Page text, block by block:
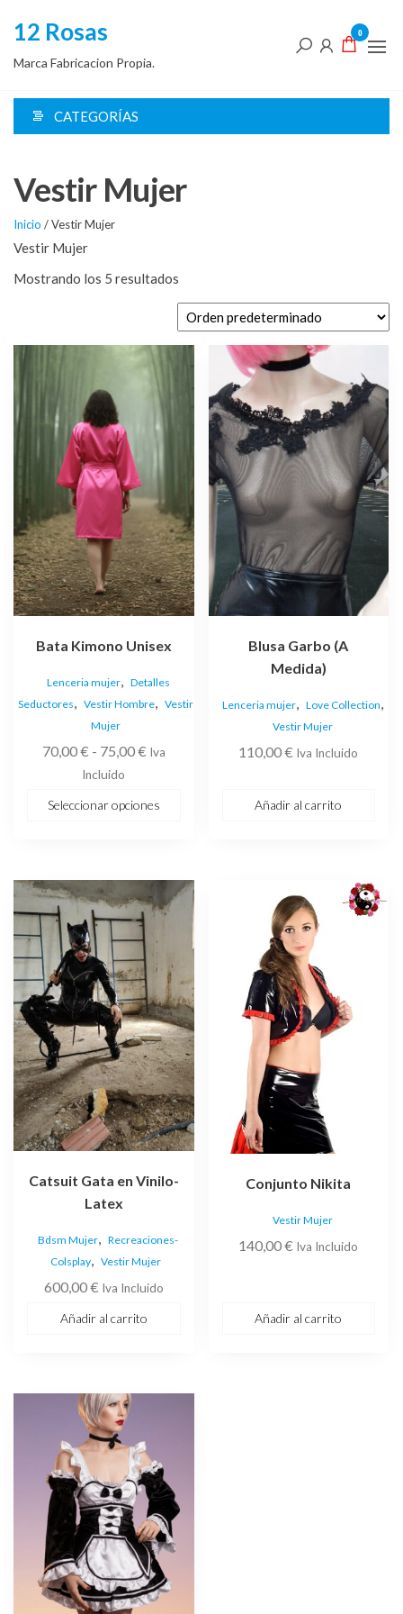
12 Rosas
Marca Fabricacion Propia.
0
CATEGORÍAS
Vestir Mujer
Inicio / Vestir Mujer
Vestir Mujer
Mostrando los 5 resultados
Bata Kimono Unisex
Lenceria mujer, Detalles
Seductores, Vestir Hombre, Vestir
Mujer
70,00€ - 75,00€Rango
75,00 €
Iva
Incluido
Seleccionar opciones
Este
producto
múltiples
variantes.
Las
opciones
pueden
elegir
en
la
página
Blusa Garbo (A
Medida)
Lenceria mujer, Love Collection,
Vestir Mujer
110,00€ Iva Incluido
Añadir al carrito
Catsuit Gata en Vinilo-
Latex
Bdsm Mujer, Recreaciones-
Colsplay, Vestir Mujer
600,00€ Iva Incluido
Añadir al carrito
Conjunto Nikita
Vestir Mujer
140,00€ Iva Incluido
Añadir al carrito